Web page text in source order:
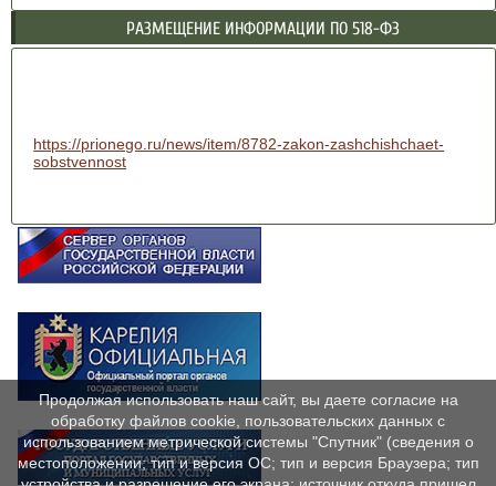
РАЗМЕЩЕНИЕ ИНФОРМАЦИИ ПО 518-ФЗ
https://prionego.ru/news/item/8782-zakon-zashchishchaet-
sobstvennost
Продолжая использовать наш сайт, вы даете согласие на
обработку файлов cookie, пользовательских данных с
использованием метрической системы "Спутник" (сведения о
местоположении; тип и версия ОС; тип и версия Браузера; тип